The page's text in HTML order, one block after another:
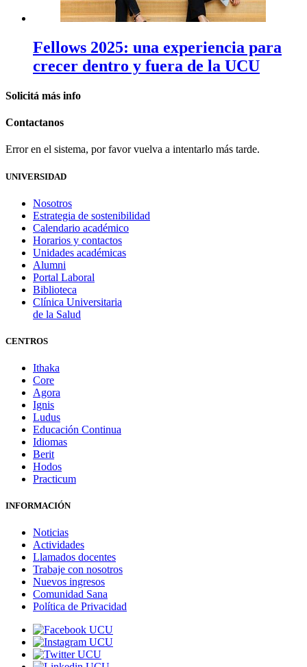
Fellows 2025: una experiencia para
crecer dentro y fuera de la UCU
Solicitá más info
Contactanos
Error en el sistema, por favor vuelva a intentarlo más tarde.
UNIVERSIDAD
Nosotros
Estrategia de sostenibilidad
Calendario académico
Horarios y contactos
Unidades académicas
Alumni
Portal Laboral
Biblioteca
Clínica Universitaria
de la Salud
CENTROS
Ithaka
Core
Agora
Ignis
Ludus
Educación Continua
Idiomas
Berit
Hodos
Practicum
INFORMACIÓN
Noticias
Actividades
Llamados docentes
Trabaje con nosotros
Nuevos ingresos
Comunidad Sana
Política de Privacidad